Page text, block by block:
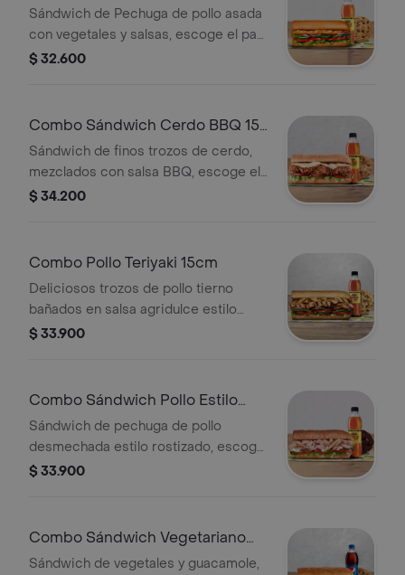
Sándwich de Pechuga de pollo asada
con vegetales y salsas, escoge el pan,
queso, vegetales y salsas que
$ 32.600
Combo Sándwich Cerdo BBQ 15
Cm
Sándwich de finos trozos de cerdo,
mezclados con salsa BBQ, escoge el
pan, queso, vegetales y salsas que
$ 34.200
Combo Pollo Teriyaki 15cm
Deliciosos trozos de pollo tierno
bañados en salsa agridulce estilo
teriyaki. Pídelo con tus vegetales
bebida más acompañamiento
$ 33.900
Combo Sándwich Pollo Estilo
Rostizado 15 Cm
Sándwich de pechuga de pollo
desmechada estilo rostizado, escoge
el pan, queso, vegetales y salsas que
$ 33.900
Combo Sándwich Vegetariano
con Guacamole 15 Cm
Sándwich de vegetales y guacamole,